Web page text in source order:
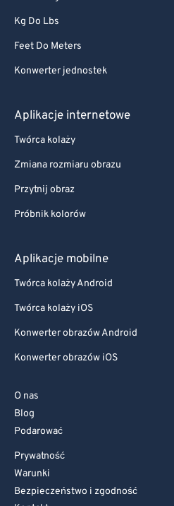
Kg Do Lbs
Feet Do Meters
Konwerter jednostek
Aplikacje internetowe
Twórca kolaży
Zmiana rozmiaru obrazu
Przytnij obraz
Próbnik kolorów
Aplikacje mobilne
Twórca kolaży Android
Twórca kolaży iOS
Konwerter obrazów Android
Konwerter obrazów iOS
O nas
Blog
Podarować
Prywatność
Warunki
Bezpieczeństwo i zgodność